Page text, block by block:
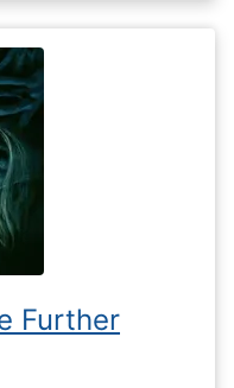
Further